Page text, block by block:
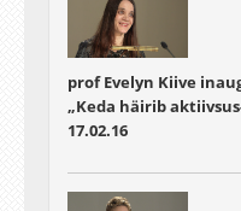
prof Evelyn Kiive
„Keda häirib
17.02.16